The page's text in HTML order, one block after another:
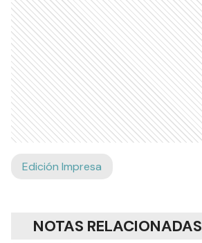
Edición Impresa
NOTAS RELACIONADAS